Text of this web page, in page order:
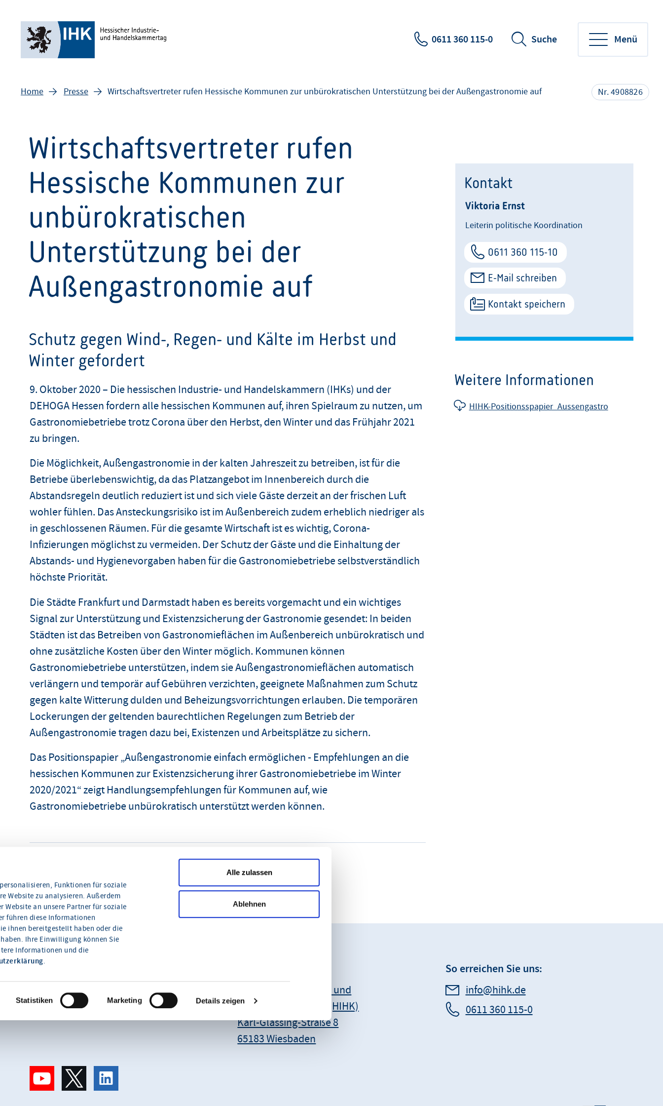
Funktionen für soziale
Website zu analysieren. Außerdem
an unsere Partner für soziale
führen diese Informationen
ihnen bereitgestellt haben oder die
Ihre Einwilligung können Sie
Informationen und die
.
Statistiken Marketing Details zeigen
Alle zulassen
Ablehnen
0611 360 115-0 Suche Menü
Home Presse Wirtschaftsvertreter rufen Hessische Kommunen zur unbürokratischen Unterstützung bei der Außengastronomie auf Nr. 4908826
Wirtschaftsvertreter rufen
Hessische Kommunen zur
unbürokratischen
Unterstützung bei der
Außengastronomie auf
Schutz gegen Wind-, Regen- und Kälte im Herbst und
Winter gefordert
9. Oktober 2020 – Die hessischen Industrie- und Handelskammern (IHKs) und der
DEHOGA Hessen fordern alle hessischen Kommunen auf, ihren Spielraum zu nutzen, um
Gastronomiebetriebe trotz Corona über den Herbst, den Winter und das Frühjahr 2021
zu bringen.
Die Möglichkeit, Außengastronomie in der kalten Jahreszeit zu betreiben, ist für die
Betriebe überlebenswichtig, da das Platzangebot im Innenbereich durch die
Abstandsregeln deutlich reduziert ist und sich viele Gäste derzeit an der frischen Luft
wohler fühlen. Das Ansteckungsrisiko ist im Außenbereich zudem erheblich niedriger als
in geschlossenen Räumen. Für die gesamte Wirtschaft ist es wichtig, Corona-
Infizierungen möglichst zu vermeiden. Der Schutz der Gäste und die Einhaltung der
Abstands- und Hygienevorgaben haben für die Gastronomiebetriebe selbstverständlich
höchste Priorität.
Die Städte Frankfurt und Darmstadt haben es bereits vorgemacht und ein wichtiges
Signal zur Unterstützung und Existenzsicherung der Gastronomie gesendet: In beiden
Städten ist das Betreiben von Gastronomieflächen im Außenbereich unbürokratisch und
ohne zusätzliche Kosten über den Winter möglich. Kommunen können
Gastronomiebetriebe unterstützen, indem sie Außengastronomieflächen automatisch
verlängern und temporär auf Gebühren verzichten, geeignete Maßnahmen zum Schutz
gegen kalte Witterung dulden und Beheizungsvorrichtungen erlauben. Die temporären
Lockerungen der geltenden baurechtlichen Regelungen zum Betrieb der
Außengastronomie tragen dazu bei, Existenzen und Arbeitsplätze zu sichern.
Das Positionspapier „Außengastronomie einfach ermöglichen - Empfehlungen an die
hessischen Kommunen zur Existenzsicherung ihrer Gastronomiebetriebe im Winter
2020/2021“ zeigt Handlungsempfehlungen für Kommunen auf, wie
Gastronomiebetriebe unbürokratisch unterstützt werden können.
Kontakt
Viktoria Ernst
Leiterin politische Koordination
0611 360 115-10
E-Mail schreiben
Kontakt speichern
Weitere Informationen
HIHK-Positionsspapier_Aussengastro
Wie können wir Ihnen
helfen?
Hessischer Industrie- und
Handelskammertag (HIHK)
Karl-Glässing-Straße 8
65183 Wiesbaden
So erreichen Sie uns:
info@hihk.de
0611 360 115-0